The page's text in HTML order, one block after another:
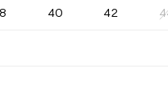
40 42